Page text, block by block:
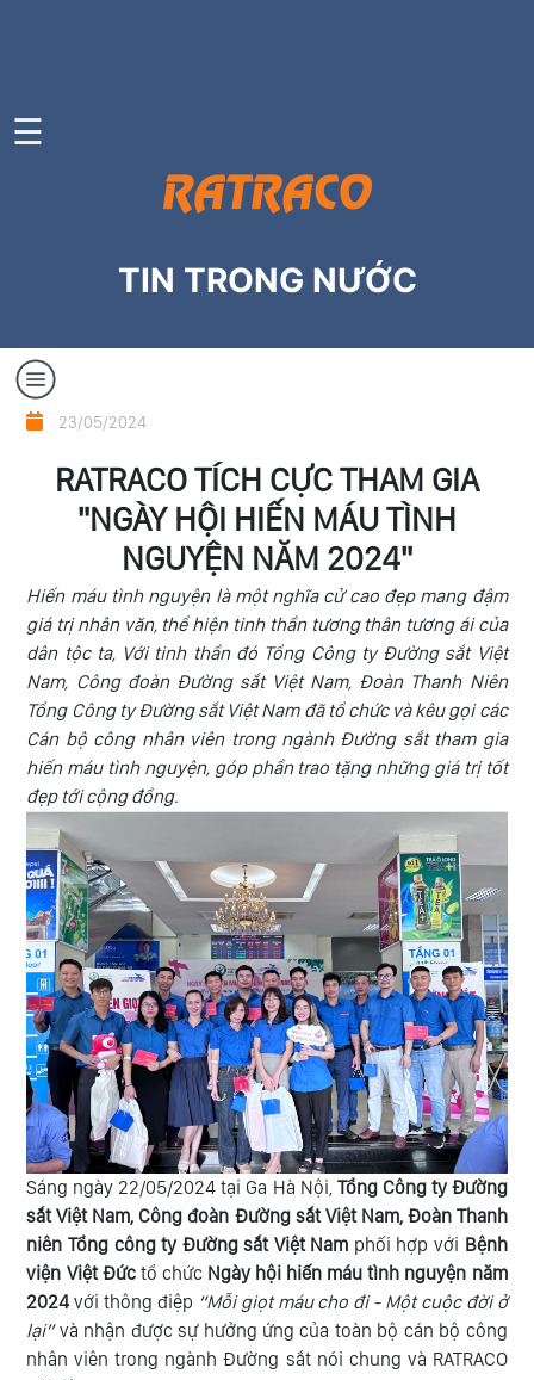
☰
TY
THÀNH
VIÊN
TIN
TỨC
ĐẦU
TƯ
TRA
CỨU
HÀNH
TRÌNH
LIÊN
HỆ
TIN TRONG NƯỚC
Tin
nước
tế
Quy
định
vận
chuyển
ĐS
23/05/2024
RATRACO TÍCH CỰC THAM GIA
"NGÀY HỘI HIẾN MÁU TÌNH
NGUYỆN NĂM 2024"
Hiến máu tình nguyện là một nghĩa cử cao đẹp mang đậm
giá trị nhân văn, thể hiện tinh thần tương thân tương ái của
dân tộc ta, Với tinh thần đó Tổng Công ty Đường sắt Việt
Nam, Công đoàn Đường sắt Việt Nam, Đoàn Thanh Niên
Tổng Công ty Đường sắt Việt Nam đã tổ chức và kêu gọi các
Cán bộ công nhân viên trong ngành Đường sắt tham gia
hiến máu tình nguyện, góp phần trao tặng những giá trị tốt
đẹp tới cộng đồng.
Sáng ngày 22/05/2024 tại Ga Hà Nội, Tổng Công ty Đường
sắt Việt Nam, Công đoàn Đường sắt Việt Nam, Đoàn Thanh
niên Tổng công ty Đường sắt Việt Nam phối hợp với Bệnh
viện Việt Đứctổ chức Ngày hội hiến máu tình nguyện năm
2024với thông điệp “Mỗi giọt máu cho đi - Một cuộc đời ở
lại”và nhận được sự hưởng ứng của toàn bộ cán bộ công
nhân viên trong ngành Đường sắt nói chung và RATRACO